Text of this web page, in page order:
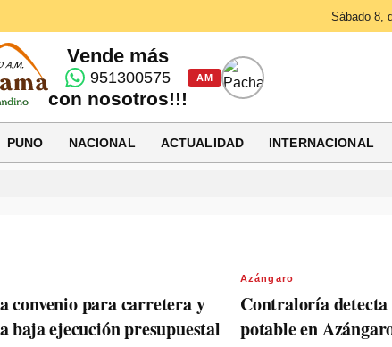
Sábado 8,
Vende más
951300575
con nosotros!!!
AM
PUNO NACIONAL ACTUALIDAD INTERNACIONAL
convenio para carretera y
baja ejecución presupuestal
Azángaro
Contraloría detecta
potable en